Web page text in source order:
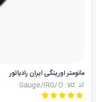
مانومتر اورینگی ایران رادیاتور
کد کالا: Gauge/IRG/O